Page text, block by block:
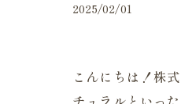
2025/02/01
こんにちは！株